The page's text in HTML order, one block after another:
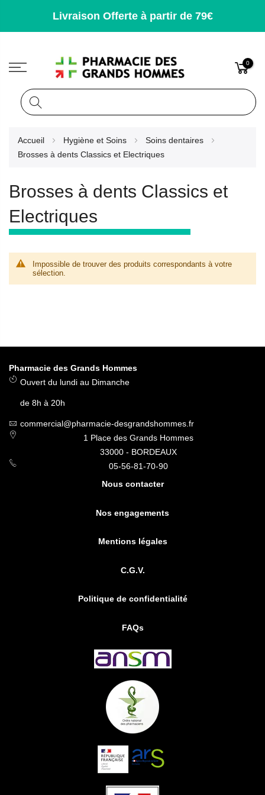
Livraison Offerte à partir de 79€
0
Accueil Hygiène et Soins
Soins dentaires
Brosses à dents Classics et Electriques
Brosses à dents Classics et
Electriques
Impossible de trouver des produits correspondants à votre
sélection.
Pharmacie des Grands Hommes
Ouvert du lundi au Dimanche
de 8h à 20h
commercial@pharmacie-desgrandshommes.fr
1 Place des Grands Hommes
33000 - BORDEAUX
05-56-81-70-90
Nous contacter
Nos engagements
Mentions légales
C.G.V.
Politique de confidentialité
FAQs